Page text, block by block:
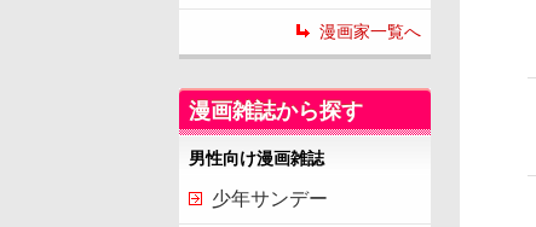
漫画家一覧へ
漫画雑誌から探す
男性向け漫画雑誌
少年サンデー